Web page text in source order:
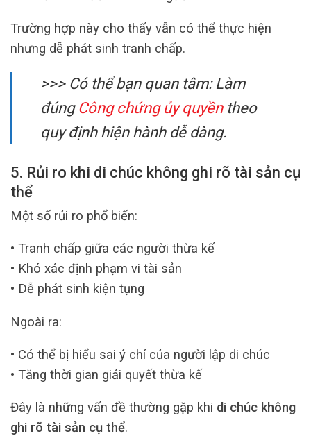
Trường hợp này cho thấy vẫn có thể thực hiện
nhưng dễ phát sinh tranh chấp.
>>> Có thể bạn quan tâm: Làm
đúng Công chứng ủy quyền theo
quy định hiện hành dễ dàng.
5. Rủi ro khi di chúc không ghi rõ tài sản cụ
thể
Một số rủi ro phổ biến:
• Tranh chấp giữa các người thừa kế
• Khó xác định phạm vi tài sản
• Dễ phát sinh kiện tụng
Ngoài ra:
• Có thể bị hiểu sai ý chí của người lập di chúc
• Tăng thời gian giải quyết thừa kế
Đây là những vấn đề thường gặp khi di chúc không
ghi rõ tài sản cụ thể.